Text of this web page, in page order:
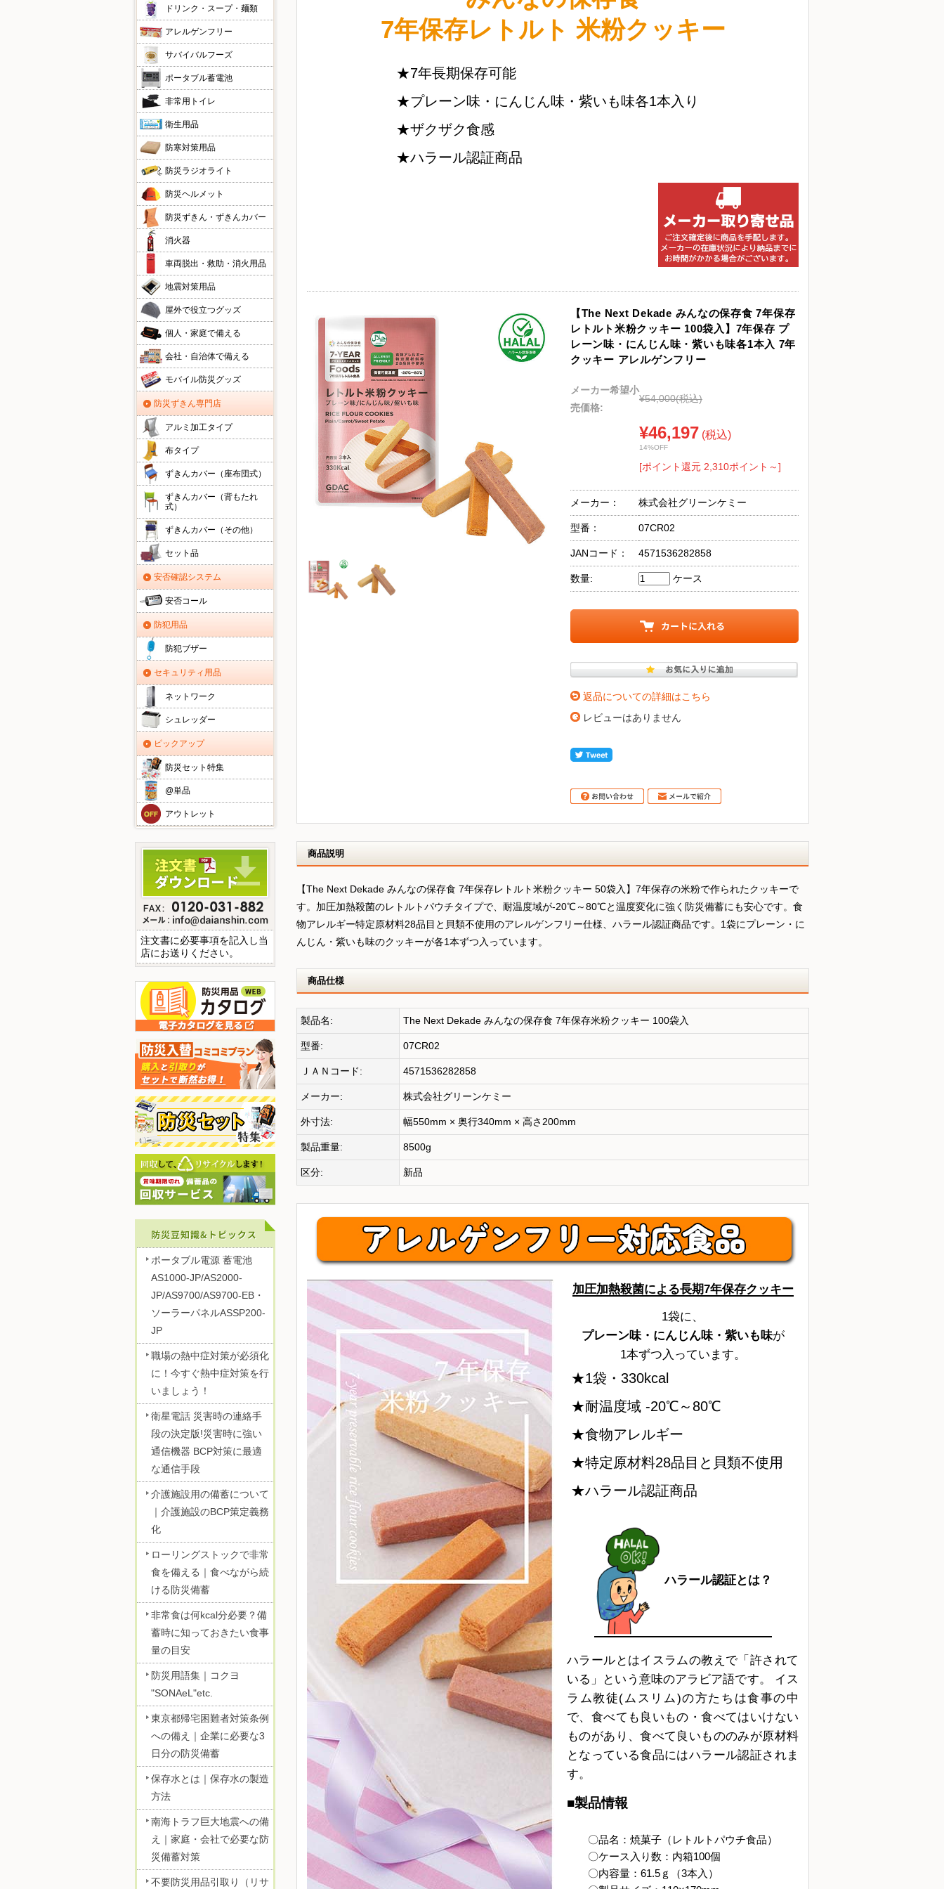
7年保存レトルト 米粉クッキー
7年長期保存可能
プレーン味・にんじん味・紫いも味各1本入り
ザクザク食感
ハラール認証商品
【The Next Dekade みんなの保存食 7年保存
レトルト米粉クッキー 100袋入】7年保存 プ
レーン味・にんじん味・紫いも味各1本入 7年
クッキー アレルゲンフリー
メーカー希望小
売価格:
¥54,000(税込)
¥46,197 (税込)
14%OFF
[ポイント還元 2,310ポイント～]
メーカー： 株式会社グリーンケミー
型番： 07CR02
JANコード： 4571536282858
数量: ケース
返品についての詳細はこちら
レビューはありません
商品説明
【The Next Dekade みんなの保存食 7年保存レトルト米粉クッキー 50袋入】7年保存の米粉で作られたクッキーで
す。加圧加熱殺菌のレトルトパウチタイプで、耐温度域が-20℃～80℃と温度変化に強く防災備蓄にも安心です。食
物アレルギー特定原材料28品目と貝類不使用のアレルゲンフリー仕様、ハラール認証商品です。1袋にプレーン・に
んじん・紫いも味のクッキーが各1本ずつ入っています。
商品仕様
製品名: The Next Dekade みんなの保存食 7年保存米粉クッキー 100袋入
型番: 07CR02
ＪＡＮコード: 4571536282858
メーカー: 株式会社グリーンケミー
外寸法: 幅550mm × 奥行340mm × 高さ200mm
製品重量: 8500g
区分: 新品
加圧加熱殺菌による長期7年保存クッキー
1袋に、
プレーン味・にんじん味・紫いも味が
1本ずつ入っています。
1袋・330kcal
耐温度域 -20℃～80℃
食物アレルギー
特定原材料28品目と貝類不使用
ハラール認証商品
ハラール認証とは？
ハラールとはイスラムの教えで「許されて
いる」という意味のアラビア語です。 イス
ラム教徒(ムスリム)の方たちは食事の中
で、食べても良いもの・食べてはいけない
ものがあり、食べて良いもののみが原材料
となっている食品にはハラール認証されま
す。
■製品情報
〇品名：焼菓子（レトルトパウチ食品）
〇ケース入り数：内箱100個
〇内容量：61.5ｇ（3本入）
ドリンク・スープ・麺類
アレルゲンフリー
サバイバルフーズ
ポータブル蓄電池
非常用トイレ
衛生用品
防寒対策用品
防災ラジオライト
防災ヘルメット
防災ずきん・ずきんカバー
消火器
車両脱出・救助・消火用品
地震対策用品
屋外で役立つグッズ
個人・家庭で備える
会社・自治体で備える
モバイル防災グッズ
防災ずきん専門店
アルミ加工タイプ
布タイプ
ずきんカバー（座布団式）
ずきんカバー（背もたれ
式）
ずきんカバー（その他）
セット品
安否確認システム
安否コール
防犯用品
防犯ブザー
セキュリティ用品
ネットワーク
シュレッダー
ピックアップ
防災セット特集
@単品
アウトレット
注文書に必要事項を記入し当
店にお送りください。
ポータブル電源 蓄電池
AS1000-JP/AS2000-
JP/AS9700/AS9700-EB・
ソーラーパネルASSP200-
JP
職場の熱中症対策が必須化
に！今すぐ熱中症対策を行
いましょう！
衛星電話 災害時の連絡手
段の決定版!災害時に強い
通信機器 BCP対策に最適
な通信手段
介護施設用の備蓄について
｜介護施設のBCP策定義務
化
ローリングストックで非常
食を備える｜食べながら続
ける防災備蓄
非常食は何kcal分必要？備
蓄時に知っておきたい食事
量の目安
防災用語集｜コクヨ
"SONAeL"etc.
東京都帰宅困難者対策条例
への備え｜企業に必要な3
日分の防災備蓄
保存水とは｜保存水の製造
方法
南海トラフ巨大地震への備
え｜家庭・会社で必要な防
災備蓄対策
不要防災用品引取り（リサ